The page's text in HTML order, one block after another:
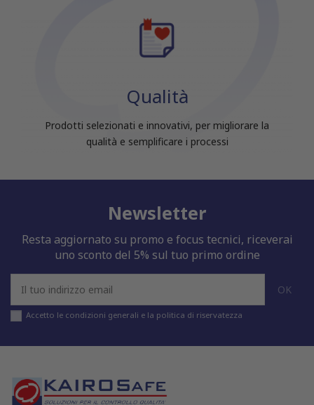
Qualità
Prodotti selezionati e innovativi, per migliorare la
qualità e semplificare i processi
Newsletter
Resta aggiornato su promo e focus tecnici, riceverai
uno sconto del 5% sul tuo primo ordine
Accetto le condizioni generali e la politica di riservatezza